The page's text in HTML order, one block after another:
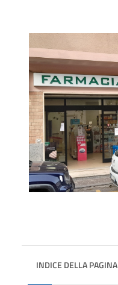
INDICE DELLA PAGINA